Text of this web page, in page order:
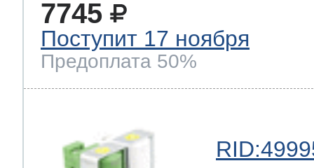
7745
Поступит 17 ноября
Предоплата 50%